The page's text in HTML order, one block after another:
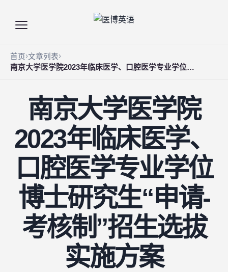
首页 文章列表
南京大学医学院2023年临床医学、口腔医学专业学位博士研究生“申请-考核制”招生选拔实施方案
南京大学医学院
2023年临床医学、
口腔医学专业学位
博士研究生“申请-
考核制”招生选拔
实施方案